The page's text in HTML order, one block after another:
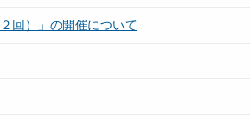
回）」の開催について